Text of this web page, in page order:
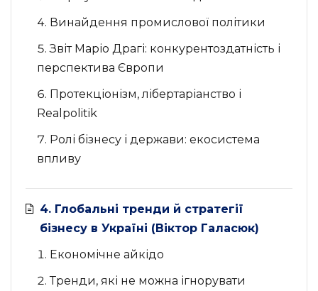
Винайдення промислової політики
Звіт Маріо Драгі: конкурентоздатність і
перспектива Європи
Протекціонізм, лібертаріанство і
Realpolitik
Ролі бізнесу і держави: екосистема
впливу
4. Глобальні тренди й стратегії
бізнесу в Україні (Віктор Галасюк)
Економічне айкідо
Тренди, які не можна ігнорувати